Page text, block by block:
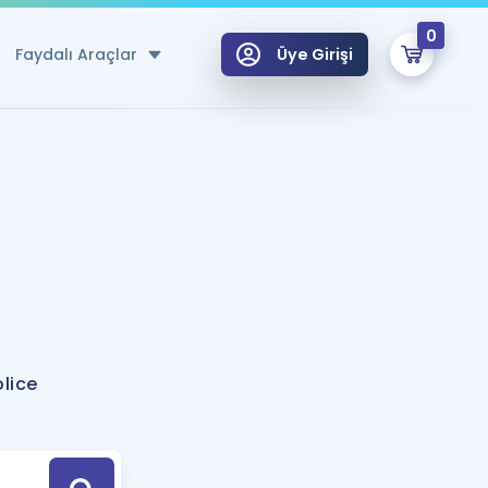
Faydalı Araçlar
Hesaplama Aracı
için Öneriler
Tek Takvimde
Üye Girişi
0
Hoca ile seni sınava hazırlayacak onlarca eğitim seni bekliyor!